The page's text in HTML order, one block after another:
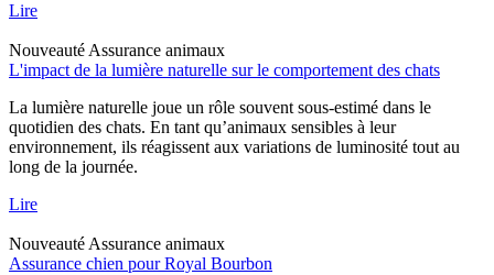
Lire
Nouveauté Assurance animaux
L'impact de la lumière naturelle sur le comportement des chats
La lumière naturelle joue un rôle souvent sous-estimé dans le
quotidien des chats. En tant qu’animaux sensibles à leur
environnement, ils réagissent aux variations de luminosité tout au
long de la journée.
Lire
Nouveauté Assurance animaux
Assurance chien pour Royal Bourbon